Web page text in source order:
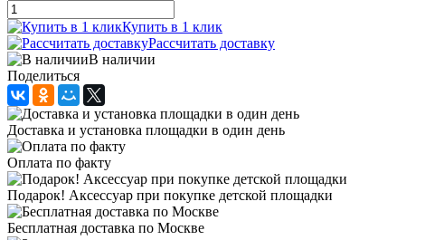
Купить в 1 клик
Рассчитать доставку
В наличии
Поделиться
Доставка и установка площадки в один день
Оплата по факту
Подарок! Аксессуар при покупке детской площадки
Бесплатная доставка по Москве